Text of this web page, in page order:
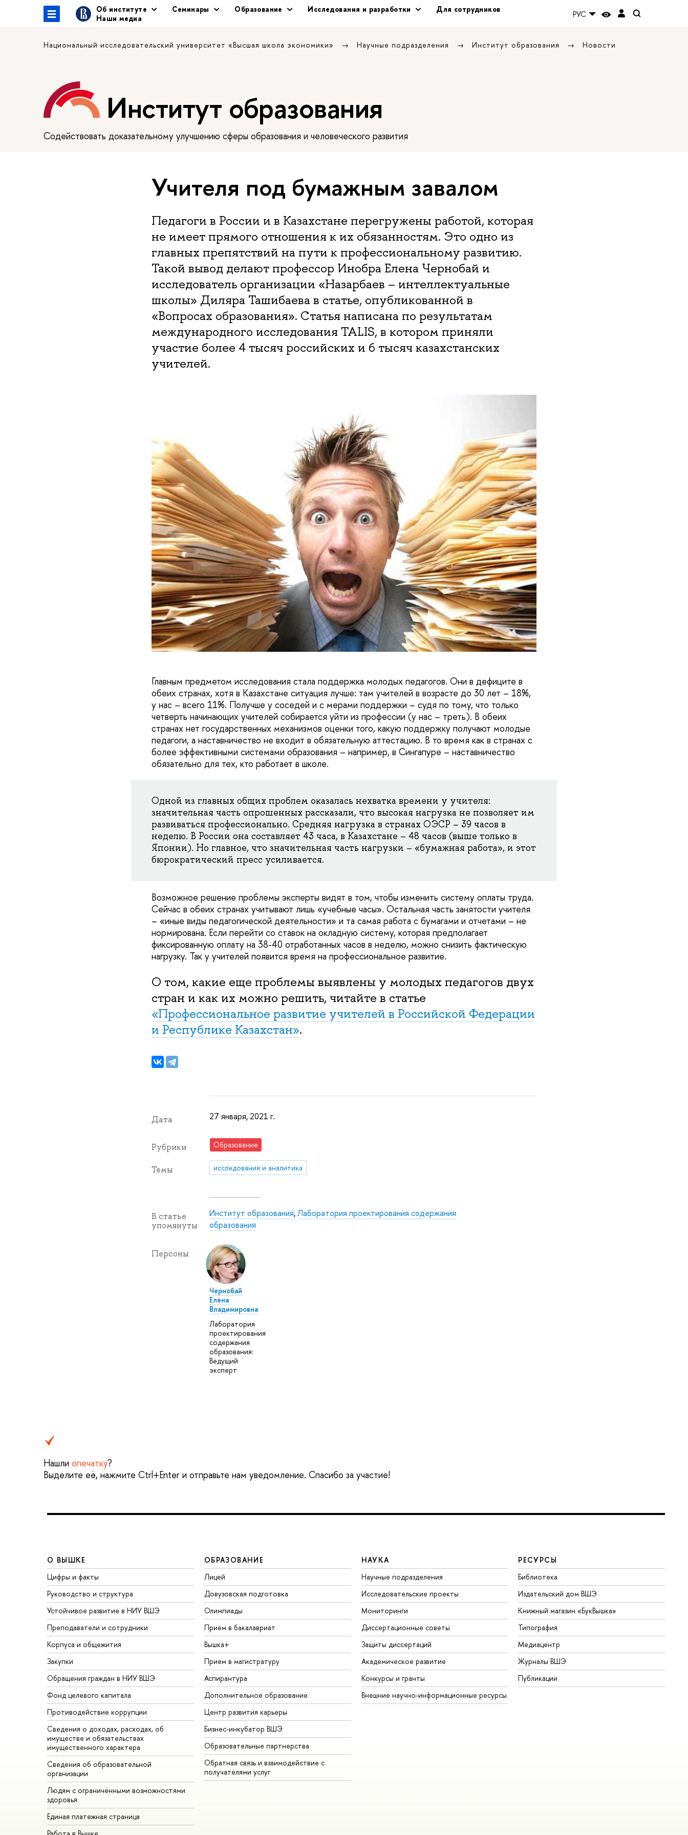
Об институте Семинары Образование Исследования и разработки
Для сотрудников
Наши медиа
РУС
Национальный исследовательский университет «Высшая школа экономики» Научные подразделения Институт образования Новости
Институт образования
Содействовать доказательному улучшению сферы образования и человеческого развития
Учителя под бумажным завалом
Педагоги в России и в Казахстане перегружены работой, которая
не имеет прямого отношения к их обязанностям. Это одно из
главных препятствий на пути к профессиональному развитию.
Такой вывод делают профессор Инобра Елена Чернобай и
исследователь организации «Назарбаев – интеллектуальные
школы» Диляра Ташибаева в статье, опубликованной в
«Вопросах образования». Статья написана по результатам
международного исследования TALIS, в котором приняли
участие более 4 тысяч российских и 6 тысяч казахстанских
учителей.
Главным предметом исследования стала поддержка молодых педагогов. Они в дефиците в
обеих странах, хотя в Казахстане ситуация лучше: там учителей в возрасте до 30 лет – 18%,
у нас – всего 11%. Получше у соседей и с мерами поддержки – судя по тому, что только
четверть начинающих учителей собирается уйти из профессии (у нас – треть). В обеих
странах нет государственных механизмов оценки того, какую поддержку получают молодые
педагоги, а наставничество не входит в обязательную аттестацию. В то время как в странах с
более эффективными системами образования – например, в Сингапуре – наставничество
обязательно для тех, кто работает в школе.
Одной из главных общих проблем оказалась нехватка времени у учителя:
значительная часть опрошенных рассказали, что высокая нагрузка не позволяет им
развиваться профессионально. Средняя нагрузка в странах ОЭСР – 39 часов в
неделю. В России она составляет 43 часа, в Казахстане – 48 часов (выше только в
Японии). Но главное, что значительная часть нагрузки – «бумажная работа», и этот
бюрократический пресс усиливается.
Возможное решение проблемы эксперты видят в том, чтобы изменить систему оплаты труда.
Сейчас в обеих странах учитывают лишь «учебные часы». Остальная часть занятости учителя
– «иные виды педагогической деятельности» и та самая работа с бумагами и отчетами – не
нормирована. Если перейти со ставок на окладную систему, которая предполагает
фиксированную оплату на 38-40 отработанных часов в неделю, можно снизить фактическую
нагрузку. Так у учителей появится время на профессиональное развитие.
О том, какие еще проблемы выявлены у молодых педагогов двух
стран и как их можно решить, читайте в статье
«Профессиональное развитие учителей в Российской Федерации
и Республике Казахстан».
Дата 27 января, 2021 г.
Рубрики Образование
Темы исследования и аналитика
В статье
упомянуты
Институт образования,Лаборатория проектирования содержания
образования
Персоны
Чернобай
Елена
Владимировна
Лаборатория
проектирования
содержания
образования:
Ведущий
эксперт
Нашли опечатку?
Выделите её, нажмите Ctrl+Enter и отправьте нам уведомление. Спасибо за участие!
О ВЫШКЕ
Цифры и факты
Руководство и структура
Устойчивое развитие в НИУ ВШЭ
Преподаватели и сотрудники
Корпуса и общежития
Закупки
Обращения граждан в НИУ ВШЭ
Фонд целевого капитала
Противодействие коррупции
Сведения о доходах, расходах, об
имуществе и обязательствах
имущественного характера
Сведения об образовательной
организации
Людям с ограниченными возможностями
здоровья
Единая платежная страница
Работа в Вышке
ОБРАЗОВАНИЕ
Лицей
Довузовская подготовка
Олимпиады
Прием в бакалавриат
Вышка+
Прием в магистратуру
Аспирантура
Дополнительное образование
Центр развития карьеры
Бизнес-инкубатор ВШЭ
Образовательные партнерства
Обратная связь и взаимодействие с
получателями услуг
НАУКА
Научные подразделения
Исследовательские проекты
Мониторинги
Диссертационные советы
Защиты диссертаций
Академическое развитие
Конкурсы и гранты
Внешние научно-информационные ресурсы
РЕСУРСЫ
Библиотека
Издательский дом ВШЭ
Книжный магазин «БукВышка»
Типография
Медиацентр
Журналы ВШЭ
Публикации